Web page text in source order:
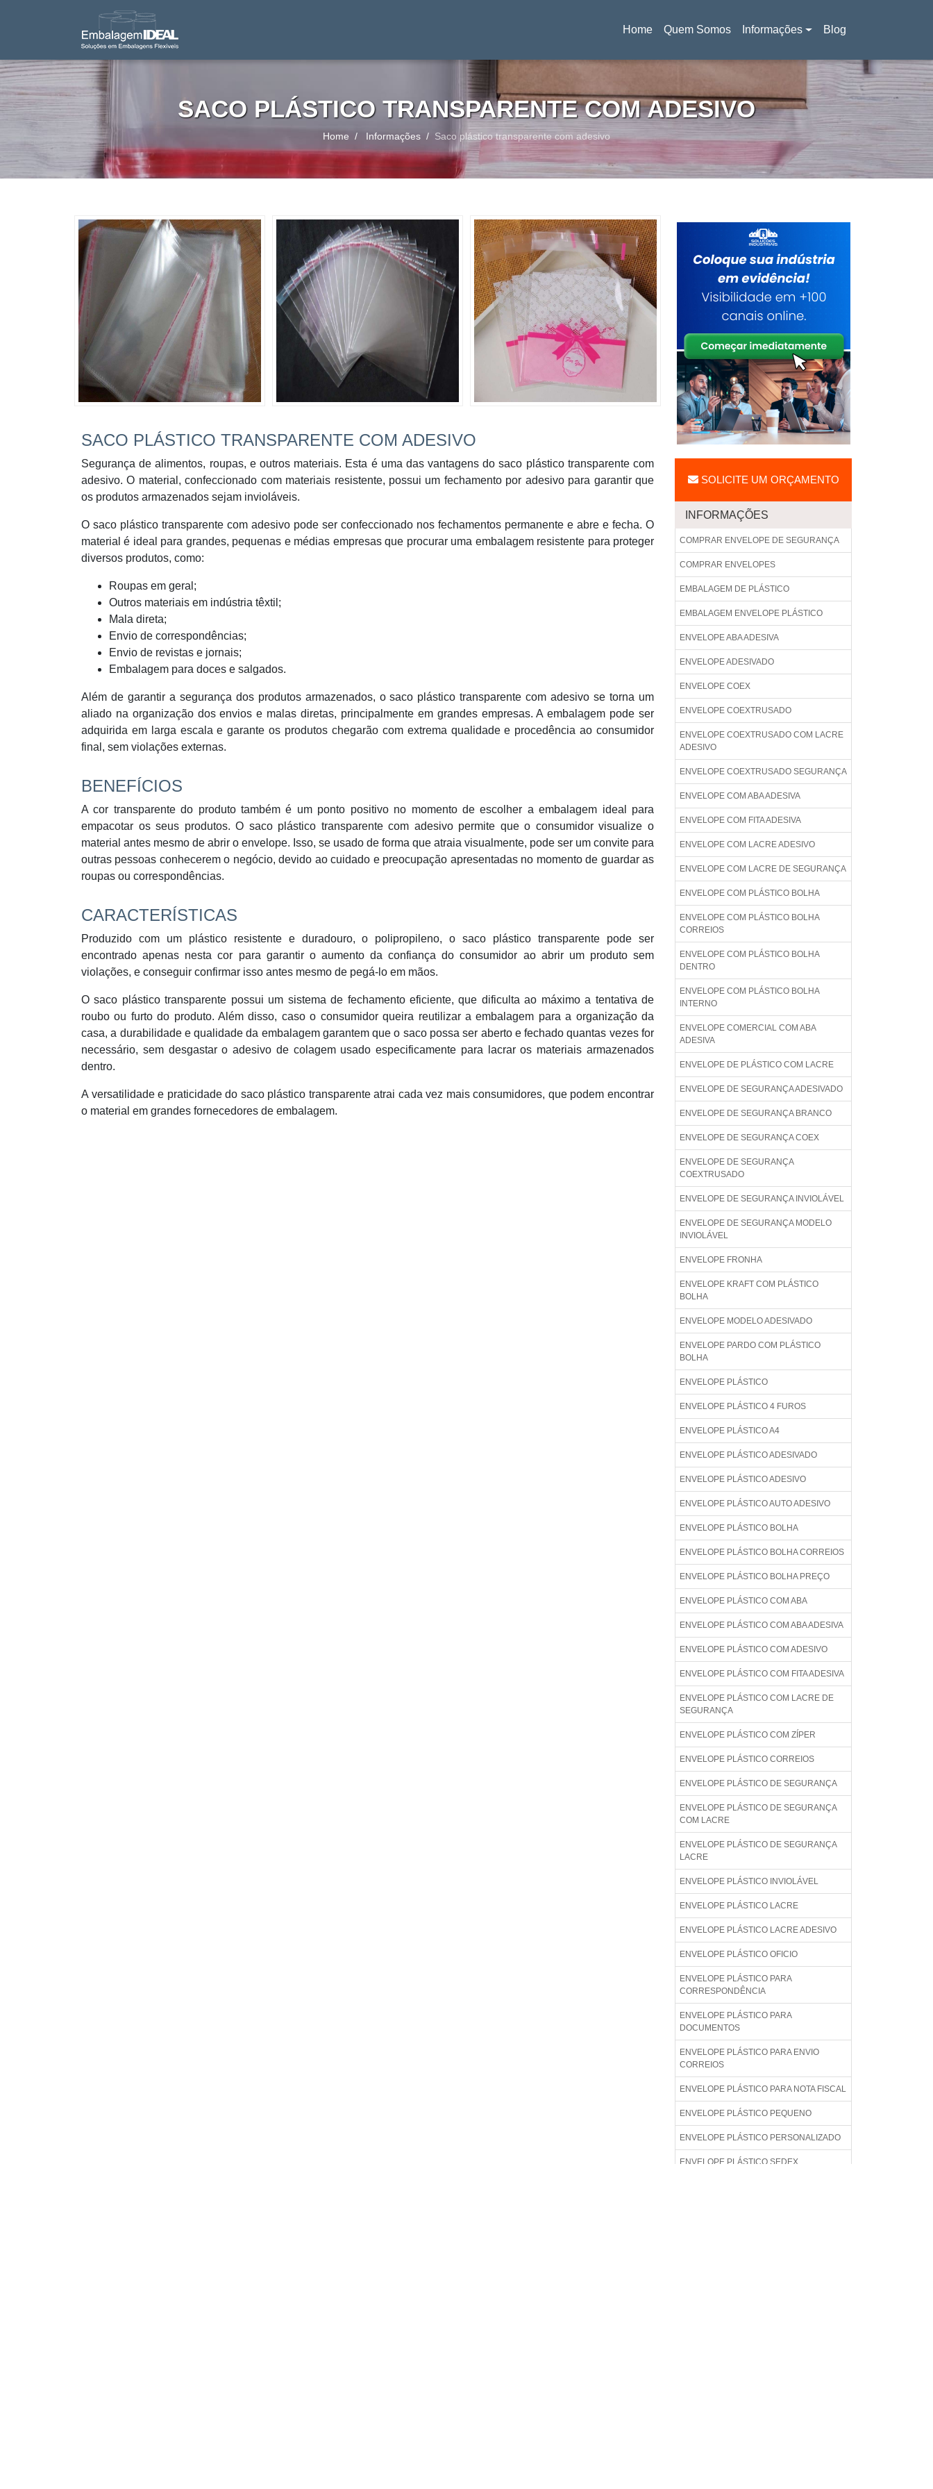
Home
(current)
Quem Somos Informações Blog
SACO PLÁSTICO TRANSPARENTE COM ADESIVO
Home Informações Saco plástico transparente com adesivo
SACO PLÁSTICO TRANSPARENTE COM ADESIVO
Segurança de alimentos, roupas, e outros materiais. Esta é uma das vantagens do saco plástico transparente com
adesivo. O material, confeccionado com materiais resistente, possui um fechamento por adesivo para garantir que
os produtos armazenados sejam invioláveis.
O saco plástico transparente com adesivo pode ser confeccionado nos fechamentos permanente e abre e fecha. O
material é ideal para grandes, pequenas e médias empresas que procurar uma embalagem resistente para proteger
diversos produtos, como:
Roupas em geral;
Outros materiais em indústria têxtil;
Mala direta;
Envio de correspondências;
Envio de revistas e jornais;
Embalagem para doces e salgados.
Além de garantir a segurança dos produtos armazenados, o saco plástico transparente com adesivo se torna um
aliado na organização dos envios e malas diretas, principalmente em grandes empresas. A embalagem pode ser
adquirida em larga escala e garante os produtos chegarão com extrema qualidade e procedência ao consumidor
final, sem violações externas.
BENEFÍCIOS
A cor transparente do produto também é um ponto positivo no momento de escolher a embalagem ideal para
empacotar os seus produtos. O saco plástico transparente com adesivo permite que o consumidor visualize o
material antes mesmo de abrir o envelope. Isso, se usado de forma que atraia visualmente, pode ser um convite para
outras pessoas conhecerem o negócio, devido ao cuidado e preocupação apresentadas no momento de guardar as
roupas ou correspondências.
CARACTERÍSTICAS
Produzido com um plástico resistente e duradouro, o polipropileno, o saco plástico transparente pode ser
encontrado apenas nesta cor para garantir o aumento da confiança do consumidor ao abrir um produto sem
violações, e conseguir confirmar isso antes mesmo de pegá-lo em mãos.
O saco plástico transparente possui um sistema de fechamento eficiente, que dificulta ao máximo a tentativa de
roubo ou furto do produto. Além disso, caso o consumidor queira reutilizar a embalagem para a organização da
casa, a durabilidade e qualidade da embalagem garantem que o saco possa ser aberto e fechado quantas vezes for
necessário, sem desgastar o adesivo de colagem usado especificamente para lacrar os materiais armazenados
dentro.
A versatilidade e praticidade do saco plástico transparente atrai cada vez mais consumidores, que podem encontrar
o material em grandes fornecedores de embalagem.
SOLICITE UM ORÇAMENTO
INFORMAÇÕES
COMPRAR ENVELOPE DE SEGURANÇA
COMPRAR ENVELOPES
EMBALAGEM DE PLÁSTICO
EMBALAGEM ENVELOPE PLÁSTICO
ENVELOPE ABA ADESIVA
ENVELOPE ADESIVADO
ENVELOPE COEX
ENVELOPE COEXTRUSADO
ENVELOPE COEXTRUSADO COM LACRE
ADESIVO
ENVELOPE COEXTRUSADO SEGURANÇA
ENVELOPE COM ABA ADESIVA
ENVELOPE COM FITA ADESIVA
ENVELOPE COM LACRE ADESIVO
ENVELOPE COM LACRE DE SEGURANÇA
ENVELOPE COM PLÁSTICO BOLHA
ENVELOPE COM PLÁSTICO BOLHA
CORREIOS
ENVELOPE COM PLÁSTICO BOLHA
DENTRO
ENVELOPE COM PLÁSTICO BOLHA
INTERNO
ENVELOPE COMERCIAL COM ABA
ADESIVA
ENVELOPE DE PLÁSTICO COM LACRE
ENVELOPE DE SEGURANÇA ADESIVADO
ENVELOPE DE SEGURANÇA BRANCO
ENVELOPE DE SEGURANÇA COEX
ENVELOPE DE SEGURANÇA
COEXTRUSADO
ENVELOPE DE SEGURANÇA INVIOLÁVEL
ENVELOPE DE SEGURANÇA MODELO
INVIOLÁVEL
ENVELOPE FRONHA
ENVELOPE KRAFT COM PLÁSTICO
BOLHA
ENVELOPE MODELO ADESIVADO
ENVELOPE PARDO COM PLÁSTICO
BOLHA
ENVELOPE PLÁSTICO
ENVELOPE PLÁSTICO 4 FUROS
ENVELOPE PLÁSTICO A4
ENVELOPE PLÁSTICO ADESIVADO
ENVELOPE PLÁSTICO ADESIVO
ENVELOPE PLÁSTICO AUTO ADESIVO
ENVELOPE PLÁSTICO BOLHA
ENVELOPE PLÁSTICO BOLHA CORREIOS
ENVELOPE PLÁSTICO BOLHA PREÇO
ENVELOPE PLÁSTICO COM ABA
ENVELOPE PLÁSTICO COM ABA ADESIVA
ENVELOPE PLÁSTICO COM ADESIVO
ENVELOPE PLÁSTICO COM FITA ADESIVA
ENVELOPE PLÁSTICO COM LACRE DE
SEGURANÇA
ENVELOPE PLÁSTICO COM ZÍPER
ENVELOPE PLÁSTICO CORREIOS
ENVELOPE PLÁSTICO DE SEGURANÇA
ENVELOPE PLÁSTICO DE SEGURANÇA
COM LACRE
ENVELOPE PLÁSTICO DE SEGURANÇA
LACRE
ENVELOPE PLÁSTICO INVIOLÁVEL
ENVELOPE PLÁSTICO LACRE
ENVELOPE PLÁSTICO LACRE ADESIVO
ENVELOPE PLÁSTICO OFICIO
ENVELOPE PLÁSTICO PARA
CORRESPONDÊNCIA
ENVELOPE PLÁSTICO PARA
DOCUMENTOS
ENVELOPE PLÁSTICO PARA ENVIO
CORREIOS
ENVELOPE PLÁSTICO PARA NOTA FISCAL
ENVELOPE PLÁSTICO PEQUENO
ENVELOPE PLÁSTICO PERSONALIZADO
ENVELOPE PLÁSTICO SEDEX